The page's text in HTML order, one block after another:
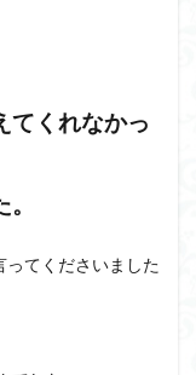
てくれなかっ
てくださいました